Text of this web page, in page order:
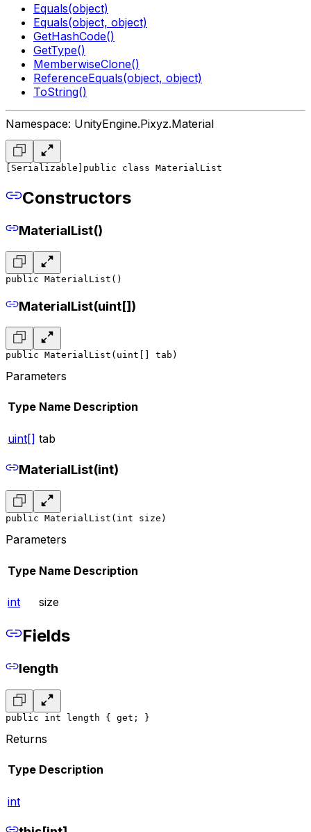
Equals(object)
Equals(object, object)
GetHashCode()
GetType()
MemberwiseClone()
ReferenceEquals(object, object)
ToString()
Namespace: UnityEngine.Pixyz.Material
[Serializable] public class MaterialList
Constructors
MaterialList()
public MaterialList()
MaterialList(uint[])
public MaterialList(uint[] tab)
Parameters
Type Name Description
uint[] tab
MaterialList(int)
public MaterialList(int size)
Parameters
Type Name Description
int size
Fields
length
public int length { get; }
Returns
Type Description
int